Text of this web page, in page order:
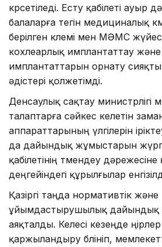
көрсетіледі. Есту қабілеті ауыр
балаларға тегін медициналық
берілген көлемі мен МӘМС
кохлеарлық имплантаттау және
имплантаттарын орнату
әдістері қолжетімді.
Денсаулық сақтау министрлігі
талаптарға сәйкес келетін
аппараттарының үлгілерін
да дайындық жұмыстарын
қабілетінің төмендеу
деңгейіндегі құрылғылар
Қазіргі таңда нормативтік және
ұйымдастырушылық дайындық
аяқталды. Келесі кезеңде
қаржыландыру бөлініп,